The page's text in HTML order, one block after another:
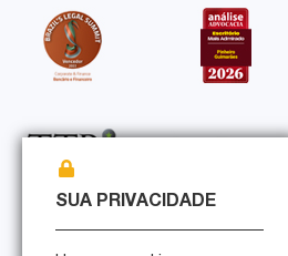
SUA PRIVACIDADE